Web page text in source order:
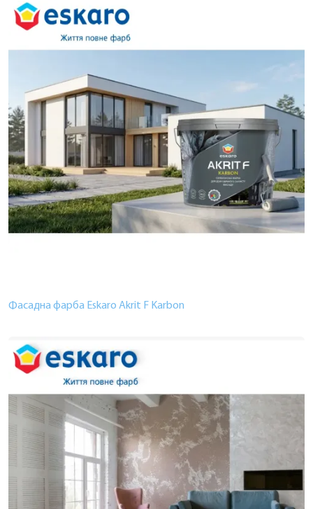
Фасадна фарба Eskaro Akrit F Karbon